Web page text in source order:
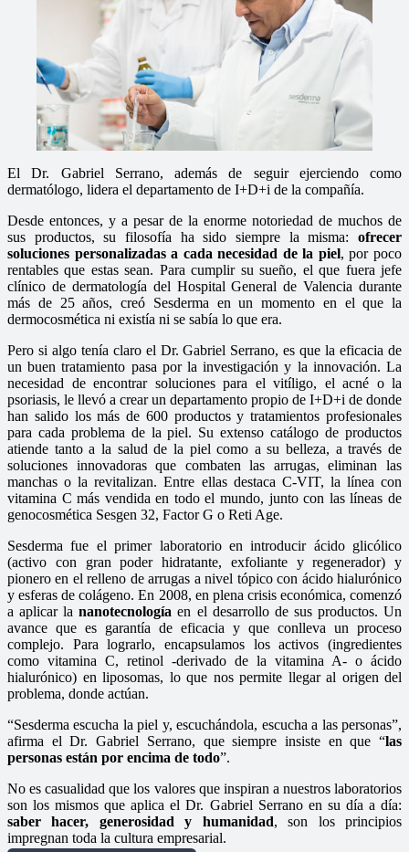
El Dr. Gabriel Serrano, además de seguir ejerciendo como
dermatólogo, lidera el departamento de I+D+i de la compañía.
Desde entonces, y a pesar de la enorme notoriedad de muchos de
sus productos, su filosofía ha sido siempre la misma: ofrecer
soluciones personalizadas a cada necesidad de la piel, por poco
rentables que estas sean. Para cumplir su sueño, el que fuera jefe
clínico de dermatología del Hospital General de Valencia durante
más de 25 años, creó Sesderma en un momento en el que la
dermocosmética ni existía ni se sabía lo que era.
Pero si algo tenía claro el Dr. Gabriel Serrano, es que la eficacia de
un buen tratamiento pasa por la investigación y la innovación. La
necesidad de encontrar soluciones para el vitíligo, el acné o la
psoriasis, le llevó a crear un departamento propio de I+D+i de donde
han salido los más de 600 productos y tratamientos profesionales
para cada problema de la piel. Su extenso catálogo de productos
atiende tanto a la salud de la piel como a su belleza, a través de
soluciones innovadoras que combaten las arrugas, eliminan las
manchas o la revitalizan. Entre ellas destaca C-VIT, la línea con
vitamina C más vendida en todo el mundo, junto con las líneas de
genocosmética Sesgen 32, Factor G o Reti Age.
Sesderma fue el primer laboratorio en introducir ácido glicólico
(activo con gran poder hidratante, exfoliante y regenerador) y
pionero en el relleno de arrugas a nivel tópico con ácido hialurónico
y esferas de colágeno. En 2008, en plena crisis económica, comenzó
a aplicar lananotecnología en el desarrollo de sus productos. Un
avance que es garantía de eficacia y que conlleva un proceso
complejo. Para lograrlo, encapsulamos los activos (ingredientes
como vitamina C, retinol -derivado de la vitamina A- o ácido
hialurónico) en liposomas, lo que nos permite llegar al origen del
problema, donde actúan.
“Sesderma escucha la piel y, escuchándola, escucha a las personas”,
afirma el Dr. Gabriel Serrano, que siempre insiste en que “las
personas están por encima de todo”.
No es casualidad que los valores que inspiran a nuestros laboratorios
son los mismos que aplica el Dr. Gabriel Serrano en su día a día:
saber hacer, generosidad y humanidad, son los principios
impregnan toda la cultura empresarial.